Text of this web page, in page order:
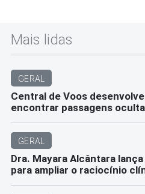
Mais lidas
GERAL
Central de Voos
encontrar passagens
GERAL
Dra. Mayara Alcântara
para ampliar o raciocínio